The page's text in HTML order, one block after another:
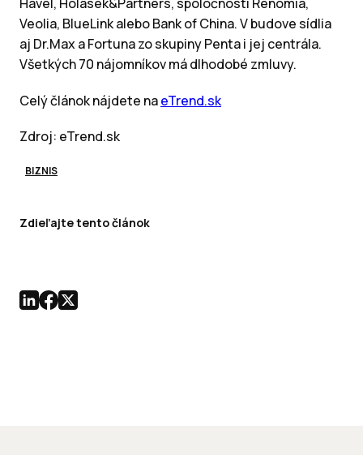
Veolia, BlueLink alebo Bank of China. V budove sídlia
aj Dr.Max a Fortuna zo skupiny Penta i jej centrála.
Všetkých 70 nájomníkov má dlhodobé zmluvy.
Celý článok nájdete naeTrend.sk
Zdroj: eTrend.sk
BIZNIS
Zdieľajte tento článok